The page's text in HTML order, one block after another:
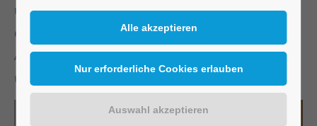
uns an all die vergnüglichen Veranstaltungen
erinnert. Wir wünschen allen Bewohnern,
Angehörigen und Mitarbeitern ein glückliches
und vor allem gesundes Jahr 2020.